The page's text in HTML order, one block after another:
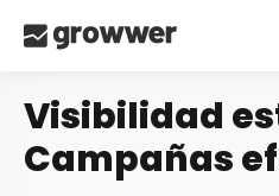
Visibilidad
Campañas